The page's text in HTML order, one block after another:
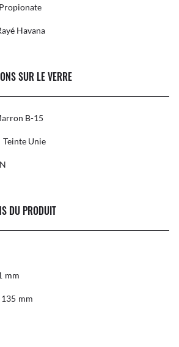
Propionate
Havana
SUR LE VERRE
B-15
Teinte Unie
DU PRODUIT
Mm
135 Mm